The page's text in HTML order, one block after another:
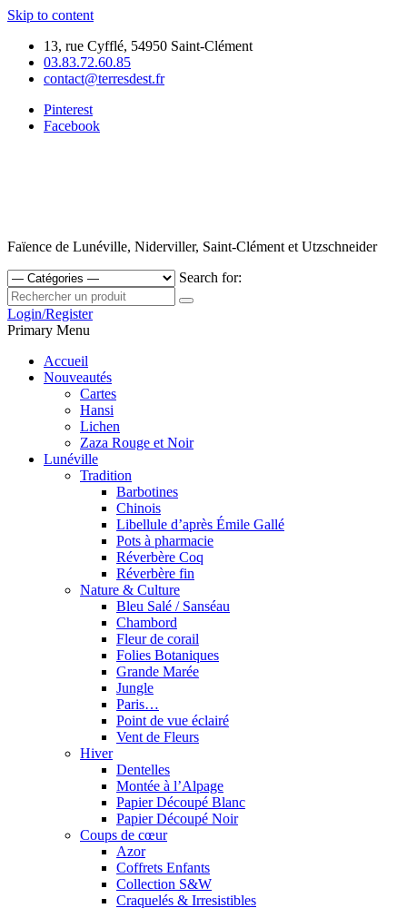
Skip to content
13, rue Cyfflé, 54950 Saint-Clément
03.83.72.60.85
contact@terresdest.fr
Pinterest
Facebook
Faïence de Lunéville, Niderviller, Saint-Clément et Utzschneider
Search for:
Login/Register
Primary Menu
Accueil
Nouveautés
Cartes
Hansi
Lichen
Zaza Rouge et Noir
Lunéville
Tradition
Barbotines
Chinois
Libellule d’après Émile Gallé
Pots à pharmacie
Réverbère Coq
Réverbère fin
Nature & Culture
Bleu Salé / Sanséau
Chambord
Fleur de corail
Folies Botaniques
Grande Marée
Jungle
Paris…
Point de vue éclairé
Vent de Fleurs
Hiver
Dentelles
Montée à l’Alpage
Papier Découpé Blanc
Papier Découpé Noir
Coups de cœur
Azor
Coffrets Enfants
Collection S&W
Craquelés & Irresistibles